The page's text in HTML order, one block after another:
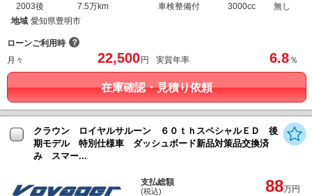
2003後
7.5万km
車検整備付
3000cc
無し
地域 愛知県豊明市
ローンご利用時 ？
月々
22,500円 実質年率 6.8 ％
在庫確認・見積り依頼
クラウン ロイヤルサルーン ６０ｔｈスペシャルＥＤ 後
期モデル 特別仕様車 ダッシュボード新品対策品交換済
み スマー...
支払総額
(税込) 88万円